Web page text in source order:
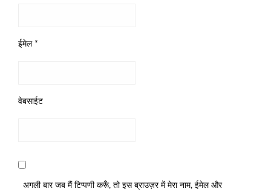
ईमेल *
वेबसाईट
अगली बार जब मैं टिप्पणी करूँ, तो इस ब्राउज़र में मेरा नाम, ईमेल और